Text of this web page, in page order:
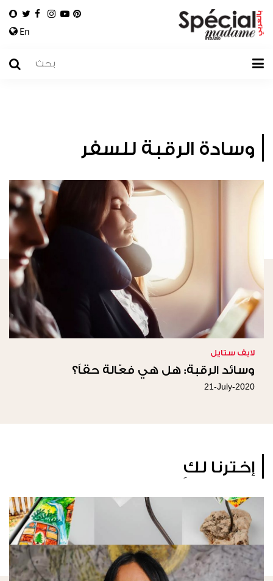
En
وسادة الرقبة للسفر
لايف ستايل
وسائد الرقبة: هل هي فعّالة حقاً؟
21-July-2020
إخترنا لكِ